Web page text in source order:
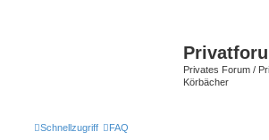
Privates Forum /
Körbächer
Schnellzugriff FAQ